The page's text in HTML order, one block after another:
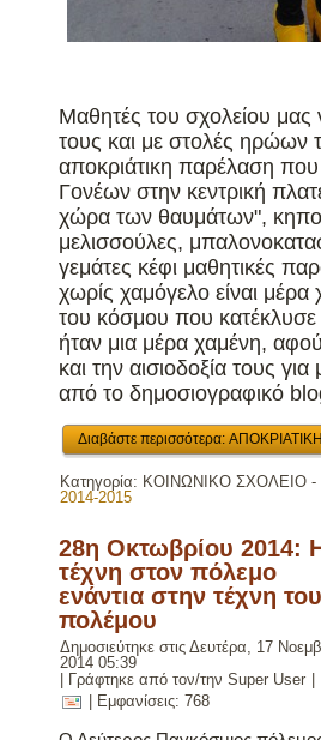
Μαθητές του σχολείου μας
τους και με στολές ηρώων
αποκριάτικη παρέλαση
Γονέων στην κεντρική
χώρα των θαυμάτων",
μελισσούλες,
γεμάτες κέφι μαθητικές
χωρίς χαμόγελο είναι
του κόσμου που κατέκλυσε
ήταν μια μέρα χαμένη,
και την αισιοδοξία τους
από το δημοσιογραφικό
Διαβάστε περισσότερα:
Κατηγορία: ΚΟΙΝΩΝΙΚΟ ΣΧΟΛΕΙΟ
2014-2015
28η Οκτωβρίου 2014:
τέχνη στον πόλεμο
ενάντια στην τέχνη του
πολέμου
Δημοσιεύτηκε στις Δευτέρα, 17
2014 05:39
| Γράφτηκε από τον/την Super User |
| Εμφανίσεις: 768